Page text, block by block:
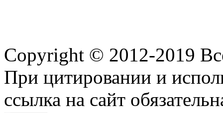
Copyright © 2012-2019
При цитировании и
ссылка на сайт